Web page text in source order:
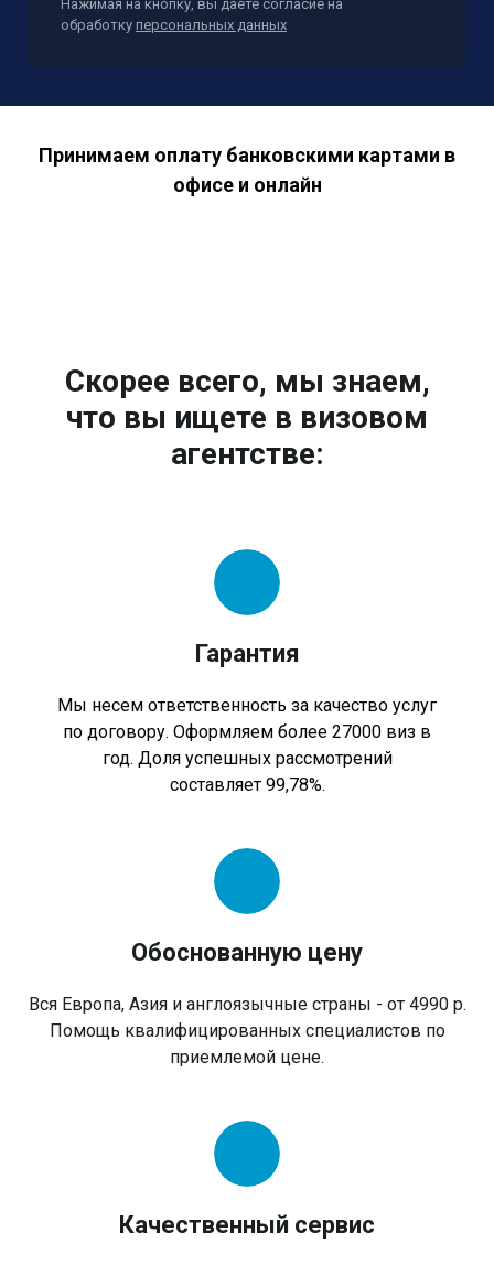
Нажимая на кнопку, вы даете согласие на
обработку персональных данных
Принимаем оплату банковскими картами в
офисе и онлайн
Скорее всего, мы знаем,
что вы ищете в визовом
агентстве:
Гарантия
Мы несем ответственность за качество услуг
по договору. Оформляем более 27000 виз в
год. Доля успешных рассмотрений
составляет 99,78%.
Обоснованную цену
Вся Европа, Азия и англоязычные страны - от 4990 р.
Помощь квалифицированных специалистов по
приемлемой цене.
Качественный сервис